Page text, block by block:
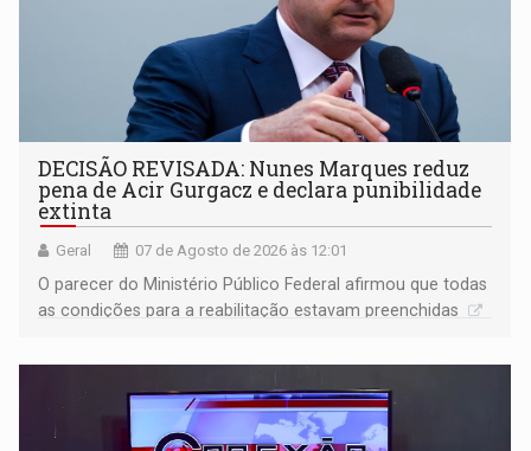
DECISÃO REVISADA: Nunes Marques reduz
pena de Acir Gurgacz e declara punibilidade
extinta
Geral 07 de Agosto de 2026 às 12:01
O parecer do Ministério Público Federal afirmou que todas
as condições para a reabilitação estavam preenchidas